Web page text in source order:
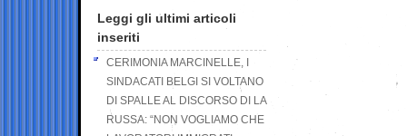
Leggi gli ultimi articoli
inseriti
CERIMONIA MARCINELLE, I
SINDACATI BELGI SI VOLTANO
DI SPALLE AL DISCORSO DI LA
RUSSA: “NON VOGLIAMO CHE